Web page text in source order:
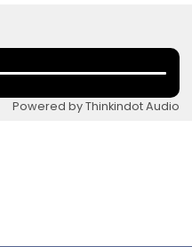
Powered by Thinkindot Audio